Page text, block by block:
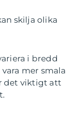
skilja olika
i bredd
mer smala
det viktigt att